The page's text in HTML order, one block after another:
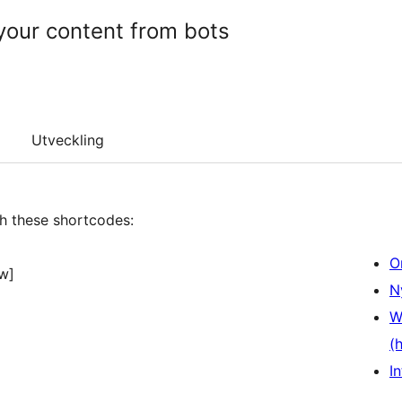
content from bots
Utveckling
these shortcodes: